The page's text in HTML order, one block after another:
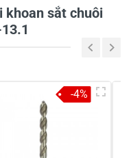
khoan sắt chuôi
-4%